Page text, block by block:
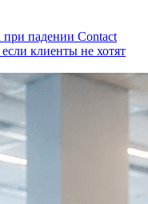
при падении Contact
клиенты не хотят